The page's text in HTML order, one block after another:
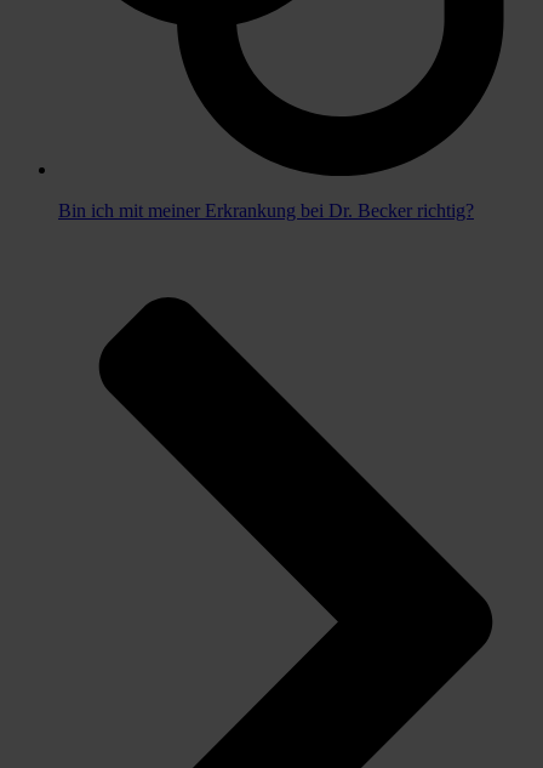
Bin ich mit meiner Erkrankung bei Dr. Becker richtig?